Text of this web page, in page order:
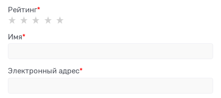
Рейтинг
Имя
Электронный адрес